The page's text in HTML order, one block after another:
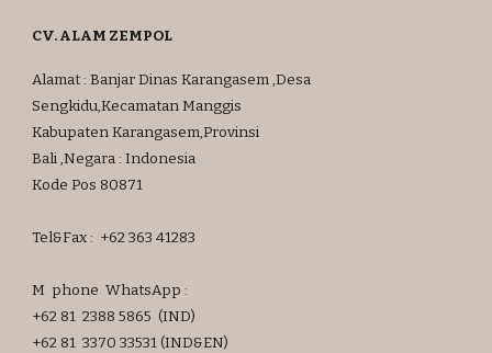
CV. ALAM ZEMPOL
Alamat : Banjar Dinas Karangasem ,Desa
Sengkidu,Kecamatan Manggis
Kabupaten Karangasem,Provinsi
Bali ,Negara : Indonesia
Kode Pos 80871
Tel&Fax : +62 363 41283
M phone WhatsApp :
+62 81 2388 5865 (IND)
+62 81 3370 33531 (IND&EN)